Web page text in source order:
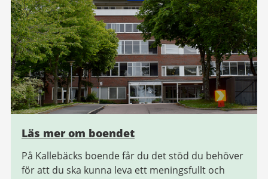
Läs mer om boendet
På Kallebäcks boende får du det stöd du behöver
för att du ska kunna leva ett meningsfullt och